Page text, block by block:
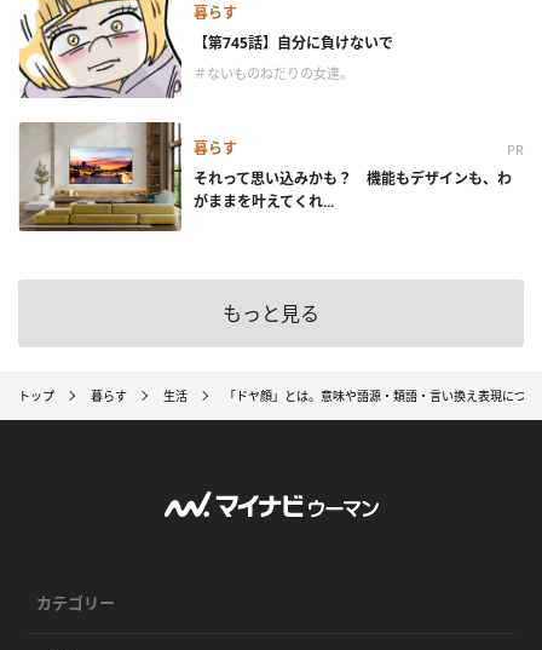
暮らす
【第745話】自分に負けないで
＃ないものねだりの女達。
暮らす PR
それって思い込みかも？ 機能もデザインも、わ
がままを叶えてくれ...
もっと見る
トップ 暮らす 生活 「ドヤ顔」とは。意味や語源・類語・言い換え表現につ
カテゴリー